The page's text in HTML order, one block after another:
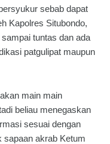
sebab dapat
Kapolres Situbondo,
tuntas dan ada
patgulipat maupun
main main
beliau menegaskan
sesuai dengan
sapaan akrab Ketum